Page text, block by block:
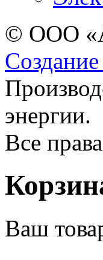
© ООО
Создание
энергии.
Все
Ваш